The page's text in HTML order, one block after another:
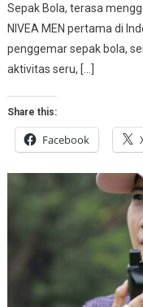
Sepak Bola, terasa
NIVEA MEN pertama di
penggemar sepak bola,
aktivitas seru, […]
Share this:
Facebook